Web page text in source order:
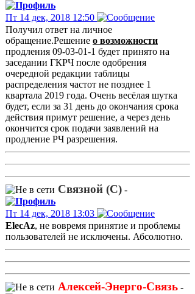
Пт 14 дек, 2018 12:50
Получил ответ на личное
обращение.Решение о возможности
продления 09-03-01-1 будет принято на
заседании ГКРЧ после одобрения
очередной редакции таблицы
распределения частот не позднее 1
квартала 2019 года. Очень весёлая шутка
будет, если за 31 день до окончания срока
действия примут решение, а через день
окончится срок подачи заявлений на
продление РЧ разрешения.
Связной (С) -
Пт 14 дек, 2018 13:03
ElecAz, не вовремя принятие и проблемы
пользователей не исключены. Абсолютно.
Алексей-Энерго-Связь -